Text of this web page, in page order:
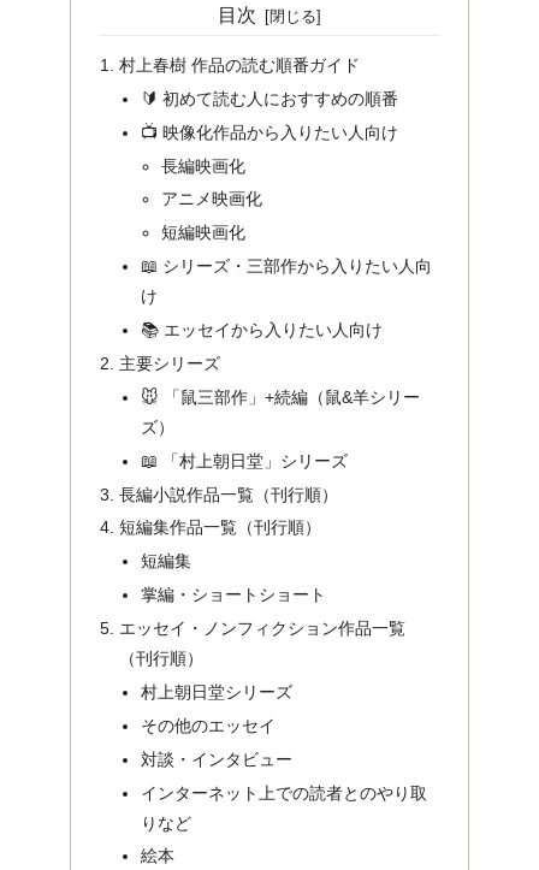
目次
村上春樹 作品の読む順番ガイド
🔰 初めて読む人におすすめの順番
📺 映像化作品から入りたい人向け
長編映画化
アニメ映画化
短編映画化
📖 シリーズ・三部作から入りたい人向
け
📚 エッセイから入りたい人向け
主要シリーズ
🐭 「鼠三部作」+続編（鼠&羊シリー
ズ）
📖 「村上朝日堂」シリーズ
長編小説作品一覧（刊行順）
短編集作品一覧（刊行順）
短編集
掌編・ショートショート
エッセイ・ノンフィクション作品一覧
（刊行順）
村上朝日堂シリーズ
その他のエッセイ
対談・インタビュー
インターネット上での読者とのやり取
りなど
絵本